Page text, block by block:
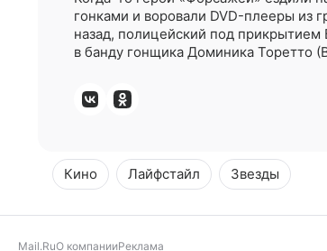
гонками и воровали DVD-плееры из
назад, полицейский под прикрытием
в банду гонщика Доминика Торетто
Кино Лайфстайл Звезды
Mail.RuО компанииРеклама